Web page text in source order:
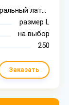
натуральный латекс
размер L
на выбор
250
Заказать